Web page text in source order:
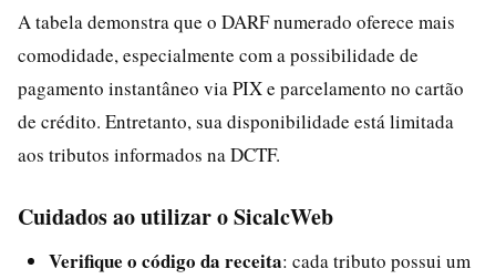
A tabela demonstra que o DARF numerado oferece mais
comodidade, especialmente com a possibilidade de
pagamento instantâneo via PIX e parcelamento no cartão
de crédito. Entretanto, sua disponibilidade está limitada
aos tributos informados na DCTF.
Cuidados ao utilizar o SicalcWeb
Verifique o código da receita: cada tributo possui um